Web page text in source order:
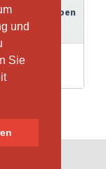
und
Sie
und
Sie
Guthaben